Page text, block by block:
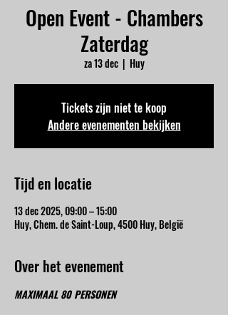
Open Event - Chambers
Zaterdag
za 13 dec
  |
Huy
Tickets zijn niet te koop
Andere evenementen bekijken
Tijd en locatie
13 dec 2025, 09:00 – 15:00
Huy, Chem. de Saint-Loup, 4500 Huy, België
Over het evenement
MAXIMAAL 80 PERSONEN